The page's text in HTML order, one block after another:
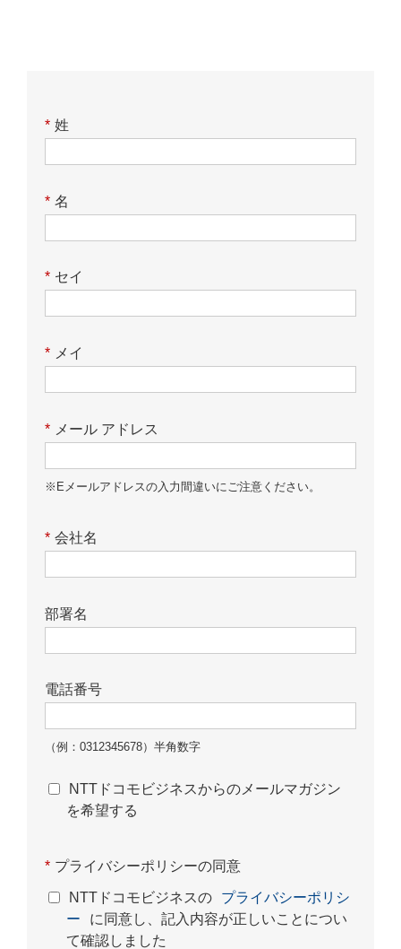
* 姓
* 名
* セイ
* メイ
* メール アドレス
※Eメールアドレスの入力間違いにご注意ください。
* 会社名
部署名
電話番号
（例：0312345678）半角数字
NTTドコモビジネスからのメールマガジン
を希望する
* プライバシーポリシーの同意
NTTドコモビジネスの
プライバシーポリシ
ー
に同意し、記入内容が正しいことについ
て確認しました